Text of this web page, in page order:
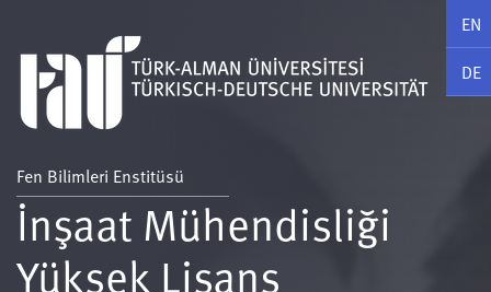
EN
DE
Fen Bilimleri Enstitüsü
İnşaat Mühendisliği
Yüksek Lisans